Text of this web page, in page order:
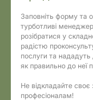
Заповніть форму та
турботливі
розібратися у
радістю
послуги та нададуть
як правильно до неї
Не відкладайте своє
професіоналам!